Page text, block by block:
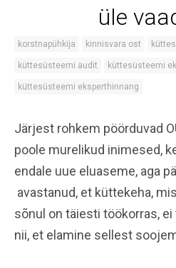
üle
korstnapühkija kinnisvara ost
küttesüsteemi audit küttesüsteemi
küttesüsteemi eksperthinnang
Järjest rohkem pöörduvad
poole murelikud inimesed,
endale uue eluaseme, aga
avastanud, et küttekeha,
sõnul on täiesti töökorras,
nii, et elamine sellest